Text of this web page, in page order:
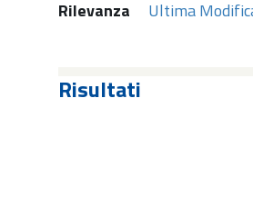
Rilevanza Ultima
Risultati